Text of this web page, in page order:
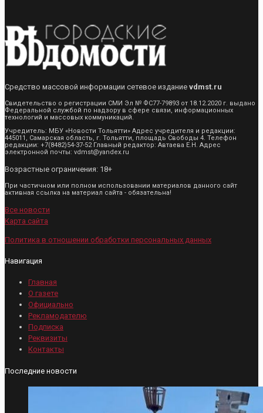
Средство массовой информации сетевое издание vdmst.ru
Свидетельство о регистрации СМИ Эл № ФС77-79893 от 18.12.2020 г. выдано
Федеральной службой по надзору в сфере связи, информационных
технологий и массовых коммуникаций.
Учредитель: МБУ «Новости Тольятти» Адрес учредителя и редакции:
445011, Самарская область, г. Тольятти, площадь Свободы 4. Телефон
редакции: +7(8482)54-37-52 Главный редактор: Автаева Е.Н. Адрес
электронной почты: vdmst@yandex.ru
Возрастные ограничения: 18+
При частичном или полном использовании материалов данного сайт
активная ссылка на материал сайта - обязательна!
Все новости
Карта сайта
Политика в отношении обработки персональных данных
Навигация
Главная
О газете
Официально
Рекламодателю
Подписка
Реквизиты
Контакты
Последние новости